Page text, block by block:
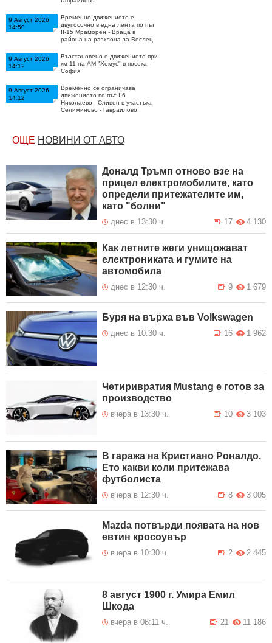
9 Август 2026
14:50
Временно движението e
двупосочно в една лента по път
II-15 Мраморен - Враца в
района на разклона за Веслец
9 Август 2026
14:12
Възстановено е движението при
км 11 на АМ "Хемус" в посока
София
9 Август 2026
14:12
Временно се ограничава
движението по път I-6
Николаево - Сливен в участъка
Селиминово - Гавраилово
13:25
"Хемус" в посока София
движението при км 11 на АМ
"Хемус" в посока София
9 Август 2026
08:19
Възстановено е движението по
път II-16 Своге – Ребърково в
участъка Гара Лакатник –
Оплетня
Димитровград в района на
Райново се осъществява
двупосочно в една лента
9 Август 2026
08:12
Възстановено е движението по
път III-663 Симеоновград –
Димитровград в района на
Райново
ОЩЕ НОВИНИ ОТ АВТО
Доналд Тръмп отново взе на
прицел електромобилите, като
определи притежателите им,
като "болни"
днес в 13:30 ч. 4 130
17
Как летните жеги унищожават
електрониката и гумите на
автомобила
днес в 12:30 ч. 1 679
9
Буря на върха във Volkswagen
днес в 10:30 ч. 1 962
16
Четиривратия Mustang е готов за
производство
вчера в 13:30 ч. 3 103
10
В гаража на Кристиано Роналдо.
Ето какви коли притежава
футболиста
вчера в 12:30 ч. 3 005
8
Mazda потвърди появата на нов
евтин кросоувър
вчера в 10:30 ч. 2 445
2
8 август 1900 г. Умира Емил
Шкода
вчера в 06:11 ч. 11 186
21